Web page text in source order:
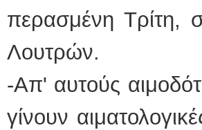
περασμένη Τρίτη,
Λουτρών.
-Απ' αυτούς
γίνουν